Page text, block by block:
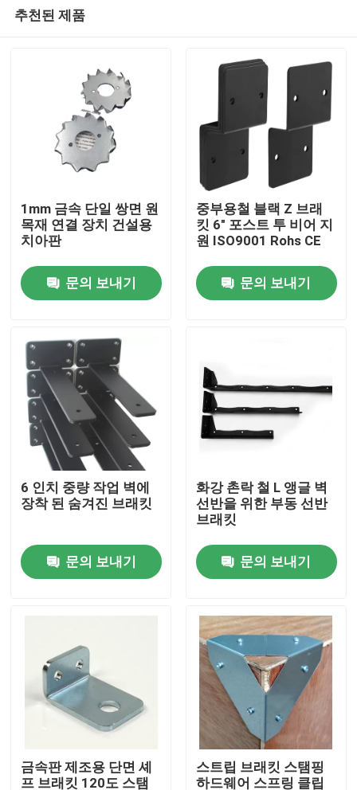
제품 소개
동영상
회사 소개
품질 관리
견적 요청
금속 하드웨어 부품
홈 스토리지 조직기
추천된 제품
1mm 금속 단일 쌍면 원
목재 연결 장치 건설용
치아판
문의 보내기
중부용철 블랙 Z 브래
킷 6" 포스트 투 비어 지
원 ISO9001 Rohs CE
문의 보내기
6 인치 중량 작업 벽에
장착 된 숨겨진 브래킷
문의 보내기
화강 촌락 철 L 앵글 벽
선반을 위한 부동 선반
브래킷
문의 보내기
금속판 제조용 단면 셰
프 브래킷 120도 스탬
스트립 브래킷 스탬핑
하드웨어 스프링 클립